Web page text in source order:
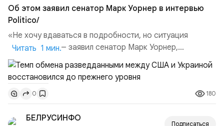
Об этом заявил сенатор Марк Уорнер в интервью
Politico/
«Не хочу вдаваться в подробности, но ситуация
улучшилась», — заявил сенатор Марк Уорнер,
высокопоставленный член комитета по разведке,
добавив, что использование Украиной беспилотников и
ракет большой дальности позволило ей наносить
удары вглубь российской территории и укрепило её
позиции.Сотрудничество со стороны США стало
ключом к позитивному пов...
Читать 1 мин.
0 180
БЕЛРУСИНФО
Подписаться